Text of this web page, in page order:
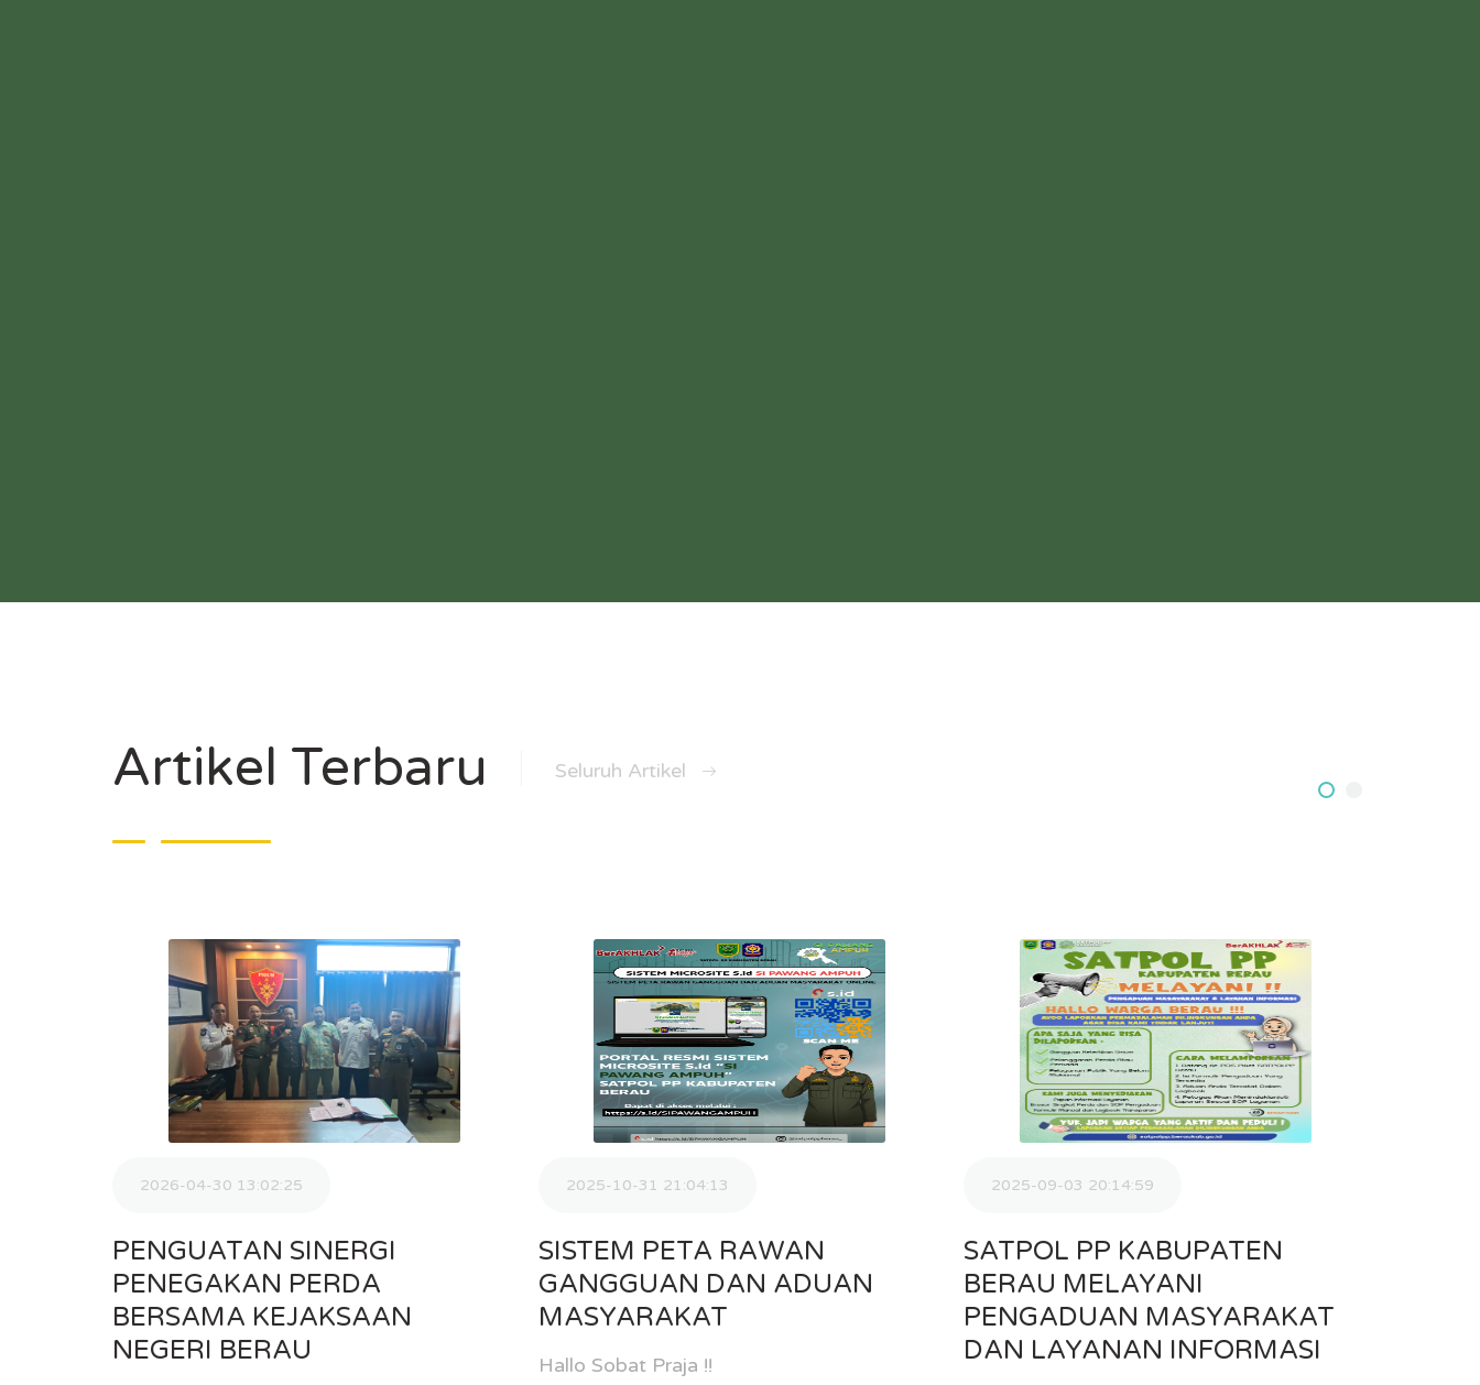
Artikel Terbaru Seluruh Artikel
2026-04-30 13:02:25
PENGUATAN SINERGI
PENEGAKAN PERDA
BERSAMA KEJAKSAAN
NEGERI BERAU
2025-10-31 21:04:13
SISTEM PETA RAWAN
GANGGUAN DAN ADUAN
MASYARAKAT
Hallo Sobat Praja !!
2025-09-03 20:14:59
SATPOL PP KABUPATEN
BERAU MELAYANI
PENGADUAN MASYARAKAT
DAN LAYANAN INFORMASI